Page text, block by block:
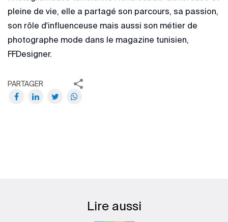
pleine de vie, elle a partagé son parcours, sa passion,
son rôle d'influenceuse mais aussi son métier de
photographe mode dans le magazine tunisien,
FFDesigner.
PARTAGER
Lire aussi